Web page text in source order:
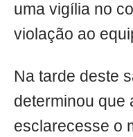
uma vigília no
violação ao
Na tarde deste
determinou que
esclarecesse o